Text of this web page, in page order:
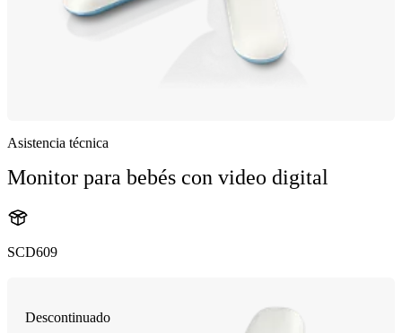
Asistencia técnica
Monitor para bebés con video digital
SCD609
Descontinuado